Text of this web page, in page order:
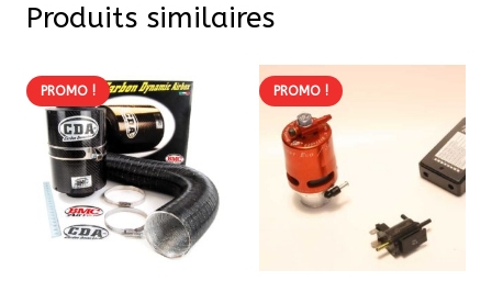
Produits similaires
PROMO ! PROMO !